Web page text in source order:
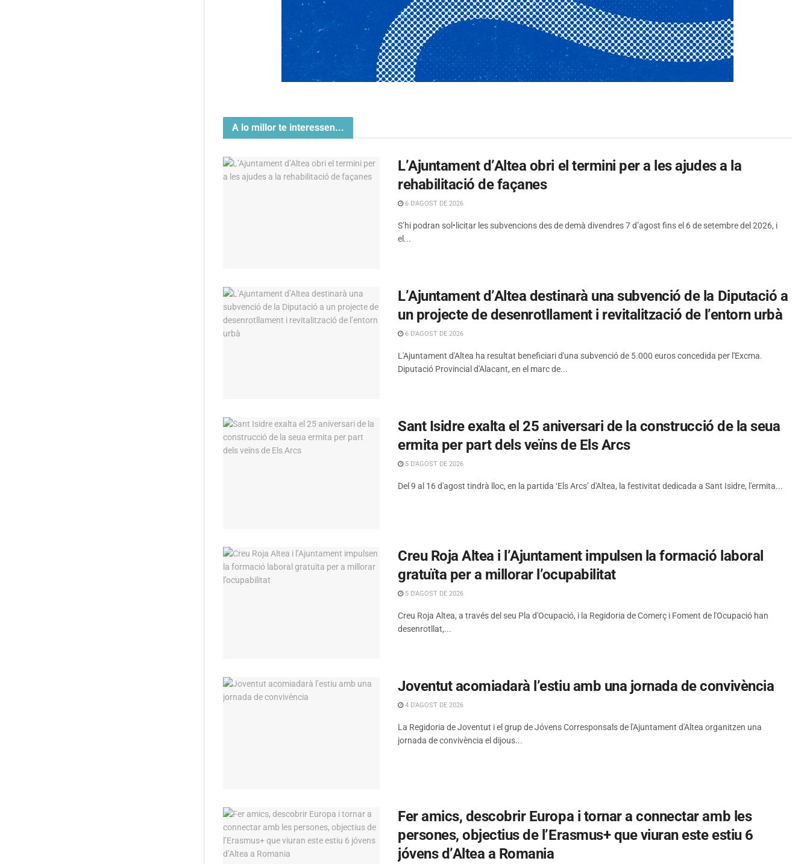
A lo millor te interessen...
L’Ajuntament d’Altea obri el termini per a les ajudes a la
rehabilitació de façanes
6 D'AGOST DE 2026
S’hi podran sol•licitar les subvencions des de demà divendres 7 d’agost fins el 6 de setembre del 2026, i
el...
L’Ajuntament d’Altea destinarà una subvenció de la Diputació a
un projecte de desenrotllament i revitalització de l’entorn urbà
6 D'AGOST DE 2026
L'Ajuntament d'Altea ha resultat beneficiari d'una subvenció de 5.000 euros concedida per l'Excma.
Diputació Provincial d'Alacant, en el marc de...
Sant Isidre exalta el 25 aniversari de la construcció de la seua
ermita per part dels veïns de Els Arcs
5 D'AGOST DE 2026
Del 9 al 16 d'agost tindrà lloc, en la partida ‘Els Arcs’ d'Altea, la festivitat dedicada a Sant Isidre, l'ermita...
Creu Roja Altea i l’Ajuntament impulsen la formació laboral
gratuïta per a millorar l’ocupabilitat
5 D'AGOST DE 2026
Creu Roja Altea, a través del seu Pla d'Ocupació, i la Regidoria de Comerç i Foment de l'Ocupació han
desenrotllat,...
Joventut acomiadarà l’estiu amb una jornada de convivència
4 D'AGOST DE 2026
La Regidoria de Joventut i el grup de Jóvens Corresponsals de l'Ajuntament d'Altea organitzen una
jornada de convivència el dijous...
Fer amics, descobrir Europa i tornar a connectar amb les
persones, objectius de l’Erasmus+ que viuran este estiu 6
jóvens d’Altea a Romania